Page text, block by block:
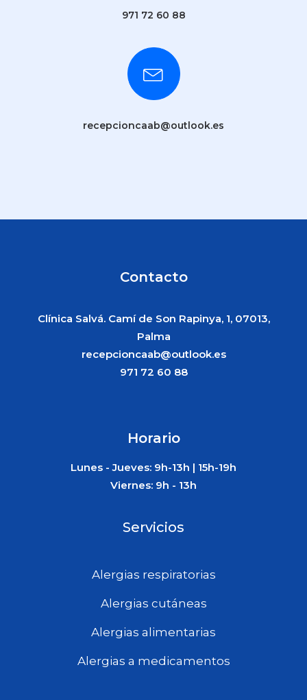
971 72 60 88
recepcioncaab@outlook.es
Contacto
Clínica Salvá. Camí de Son Rapinya, 1, 07013,
Palma
recepcioncaab@outlook.es
971 72 60 88
Horario
Lunes - Jueves: 9h-13h | 15h-19h
Viernes: 9h - 13h
Servicios
Alergias respiratorias
Alergias cutáneas
Alergias alimentarias
Alergias a medicamentos